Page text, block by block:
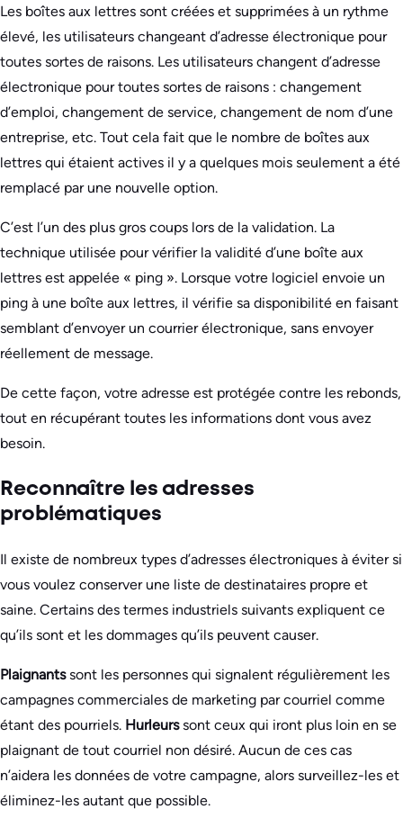
Les boîtes aux lettres sont créées et supprimées à un rythme
élevé, les utilisateurs changeant d’adresse électronique pour
toutes sortes de raisons. Les utilisateurs changent d’adresse
électronique pour toutes sortes de raisons : changement
d’emploi, changement de service, changement de nom d’une
entreprise, etc. Tout cela fait que le nombre de boîtes aux
lettres qui étaient actives il y a quelques mois seulement a été
remplacé par une nouvelle option.
C’est l’un des plus gros coups lors de la validation. La
technique utilisée pour vérifier la validité d’une boîte aux
lettres est appelée « ping ». Lorsque votre logiciel envoie un
ping à une boîte aux lettres, il vérifie sa disponibilité en faisant
semblant d’envoyer un courrier électronique, sans envoyer
réellement de message.
De cette façon, votre adresse est protégée contre les rebonds,
tout en récupérant toutes les informations dont vous avez
besoin.
Reconnaître les adresses
problématiques
Il existe de nombreux types d’adresses électroniques à éviter si
vous voulez conserver une liste de destinataires propre et
saine. Certains des termes industriels suivants expliquent ce
qu’ils sont et les dommages qu’ils peuvent causer.
Plaignantssont les personnes qui signalent régulièrement les
campagnes commerciales de marketing par courriel comme
étant des pourriels. Hurleurssont ceux qui iront plus loin en se
plaignant de tout courriel non désiré. Aucun de ces cas
n’aidera les données de votre campagne, alors surveillez-les et
éliminez-les autant que possible.